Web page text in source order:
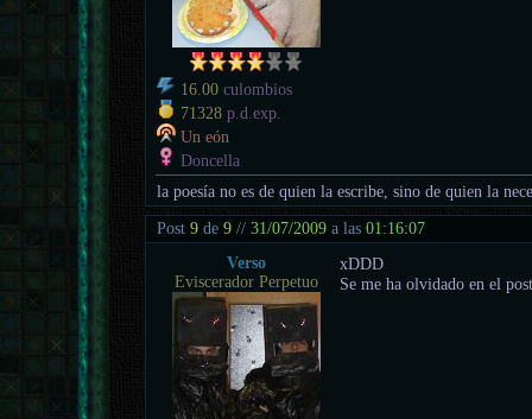
16.00 culombios
71328 p.d.exp.
Un eón
Doncella
la poesía no es de quien la escribe, sino de quien la
Post9 de9 //31/07/2009 a las01:16:07
Verso
Eviscerador Perpetuo
xDDD
Se me ha olvidado en el